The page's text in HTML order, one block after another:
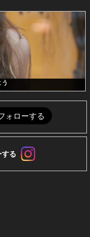
る